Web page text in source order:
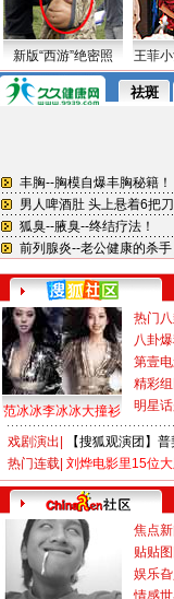
新版“西游”绝密照 王菲
范冰冰李冰冰大撞衫
热门
八卦
第壹
精彩组
明星
戏剧演出
【搜狐观演团】
热门连载 刘烨电影里15位大
焦点
贴贴图
娱乐
情感